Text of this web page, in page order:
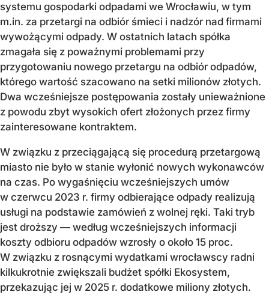
systemu gospodarki odpadami we Wrocławiu, w tym
m.in. za przetargi na odbiór śmieci i nadzór nad firmami
wywożącymi odpady. W ostatnich latach spółka
zmagała się z poważnymi problemami przy
przygotowaniu nowego przetargu na odbiór odpadów,
którego wartość szacowano na setki milionów złotych.
Dwa wcześniejsze postępowania zostały unieważnione
z powodu zbyt wysokich ofert złożonych przez firmy
zainteresowane kontraktem.
W związku z przeciągającą się procedurą przetargową
miasto nie było w stanie wyłonić nowych wykonawców
na czas. Po wygaśnięciu wcześniejszych umów
w czerwcu 2023 r. firmy odbierające odpady realizują
usługi na podstawie zamówień z wolnej ręki. Taki tryb
jest droższy — według wcześniejszych informacji
koszty odbioru odpadów wzrosły o około 15 proc.
W związku z rosnącymi wydatkami wrocławscy radni
kilkukrotnie zwiększali budżet spółki Ekosystem,
przekazując jej w 2025 r. dodatkowe miliony złotych.